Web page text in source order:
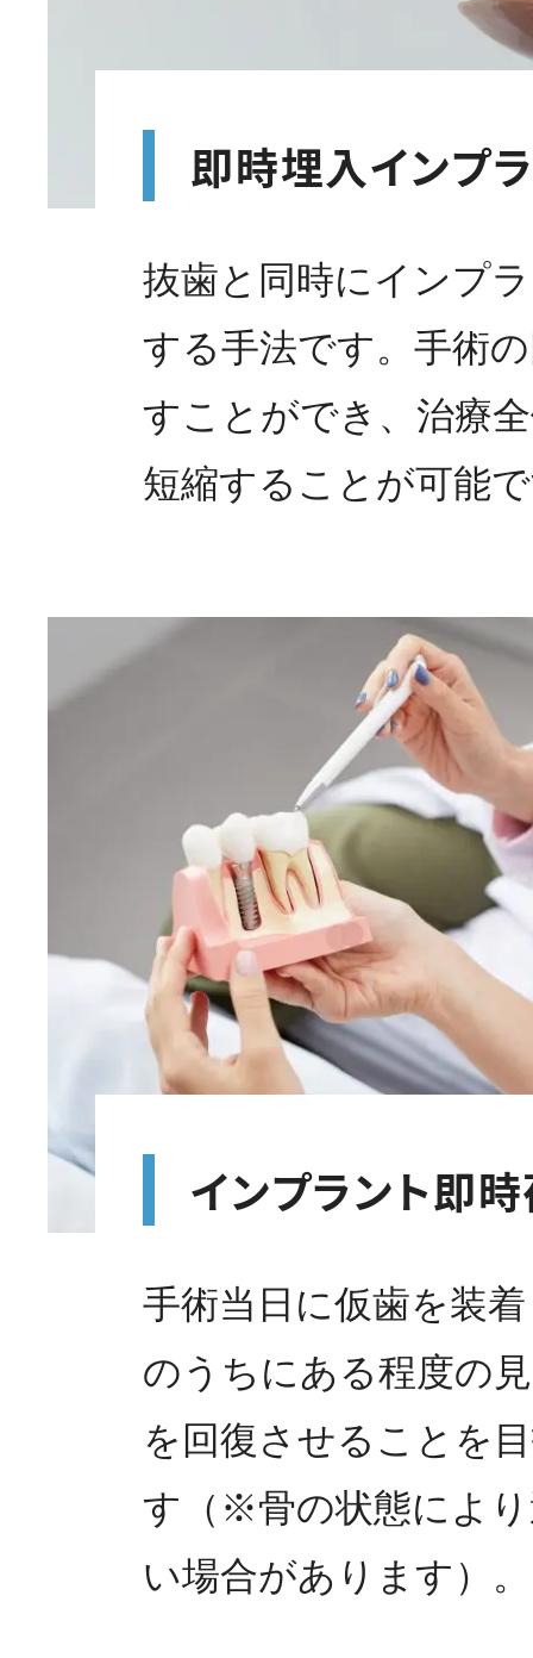
即時埋入インプ
抜歯と同時にインプ
する手法です。手術
すことができ、治療
短縮することが可能
インプラント即
手術当日に仮歯を装
のうちにある程度の
を回復させることを
す（※骨の状態によ
い場合があります）。